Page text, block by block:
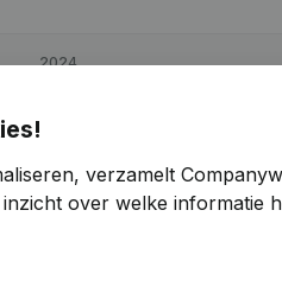
2024
€
€11.012 9,17%
verzamelt
over welke informatie